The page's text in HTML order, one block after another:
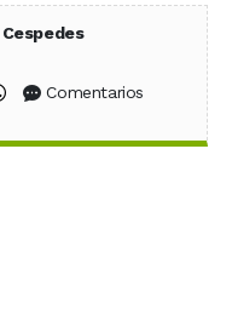
en Facebook
en X (Twitter)
Compartir en WhatsApp
Comentarios